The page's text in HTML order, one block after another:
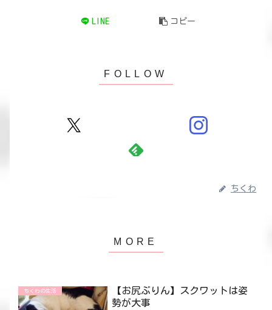
LINE コピー
ちくわ
ちくわの生活
【お尻ぶりん】スクワットは姿
勢が大事